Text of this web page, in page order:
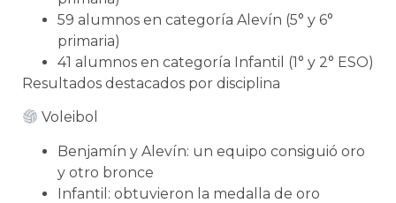
59 alumnos en categoría Alevín (5° y 6°
primaria)
41 alumnos en categoría Infantil (1° y 2° ESO)
Resultados destacados por disciplina
Voleibol
Benjamín y Alevín: un equipo consiguió oro
y otro bronce
Infantil: obtuvieron la medalla de oro